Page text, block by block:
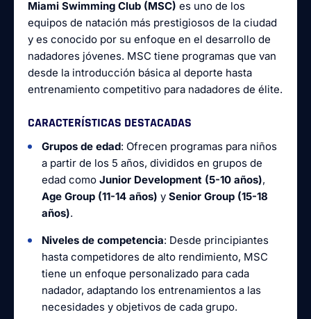
Miami Swimming Club (MSC) es uno de los
equipos de natación más prestigiosos de la ciudad
y es conocido por su enfoque en el desarrollo de
nadadores jóvenes. MSC tiene programas que van
desde la introducción básica al deporte hasta
entrenamiento competitivo para nadadores de élite.
CARACTERÍSTICAS DESTACADAS
Grupos de edad: Ofrecen programas para niños
a partir de los 5 años, divididos en grupos de
edad como Junior Development (5-10 años),
Age Group (11-14 años) y Senior Group (15-18
años).
Niveles de competencia: Desde principiantes
hasta competidores de alto rendimiento, MSC
tiene un enfoque personalizado para cada
nadador, adaptando los entrenamientos a las
necesidades y objetivos de cada grupo.